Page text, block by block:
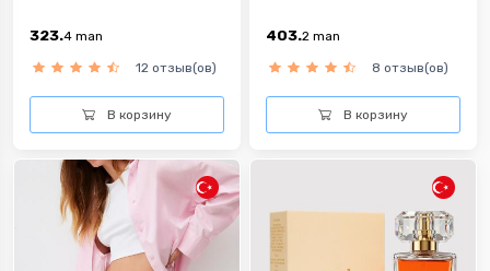
323.4 man
12 отзыв(ов)
В корзину
403.2 man
8 отзыв(ов)
В корзину